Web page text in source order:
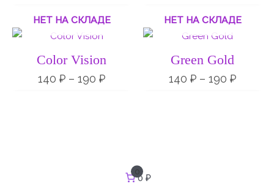
НЕТ НА СКЛАДЕ
Color Vision
140 ₽ – 190 ₽
Диапазон
–
190 ₽
НЕТ НА СКЛАДЕ
Green Gold
140 ₽ – 190 ₽190 ₽
0
0 ₽